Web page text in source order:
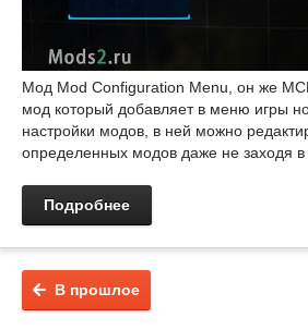
Мод Mod Configuration Menu, он же
мод который добавляет в меню игры
настройки модов, в ней можно
определенных модов даже не заходя в
Подробнее
В прошлое